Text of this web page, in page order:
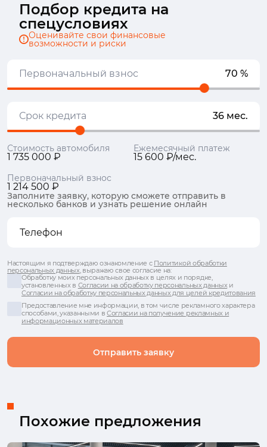
Подбор кредита на
спецусловиях
Оценивайте свои финансовые
возможности и риски
Первоначальный взнос 70 %
Срок кредита 36 мес.
Стоимость автомобиля
1 735 000 ₽
Ежемесячный платеж
15 600 ₽/мес.
Первоначальный взнос
1 214 500 ₽
Заполните заявку, которую сможете отправить в
несколько банков и узнать решение онлайн
Отправить заявку
Настоящим я подтверждаю ознакомление с Политикой обработки
персональных данных, выражаю свое согласие на:
Обработку моих персональных данных в целях и порядке,
установленных в Согласии на обработку персональных данныхи
Согласии на обработку персональных данных для целей кредитования
Предоставление мне информации, в том числе рекламного характера
способами, указанными вСогласии на получение рекламных и
информационных материалов
Похожие предложения